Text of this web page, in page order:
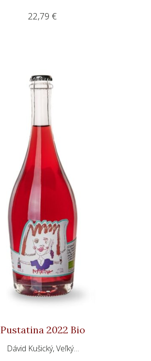
22,79 €
Pustatina 2022 Bio
Dávid Kušický, Veľký…